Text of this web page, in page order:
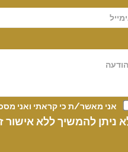
אני מאשר/ת כי קראתי ואני
ניתן להמשיך ללא אישור